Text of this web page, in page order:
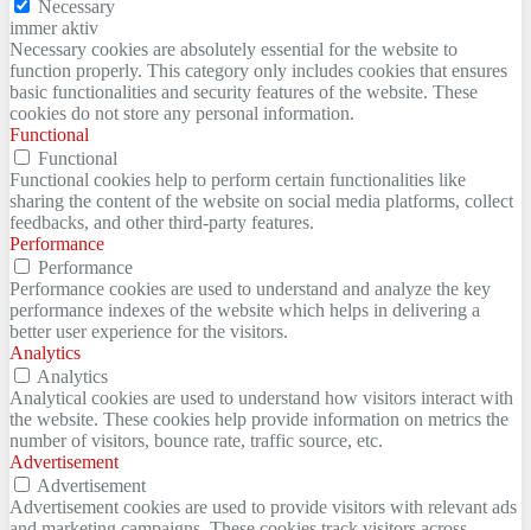
Necessary
immer aktiv
Necessary cookies are absolutely essential for the website to
function properly. This category only includes cookies that ensures
basic functionalities and security features of the website. These
cookies do not store any personal information.
Functional
Functional
Functional cookies help to perform certain functionalities like
sharing the content of the website on social media platforms, collect
feedbacks, and other third-party features.
Performance
Performance
Performance cookies are used to understand and analyze the key
performance indexes of the website which helps in delivering a
better user experience for the visitors.
Analytics
Analytics
Analytical cookies are used to understand how visitors interact with
the website. These cookies help provide information on metrics the
number of visitors, bounce rate, traffic source, etc.
Advertisement
Advertisement
Advertisement cookies are used to provide visitors with relevant ads